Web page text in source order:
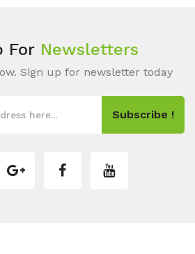
For Newsletters
Sign up for newsletter today
Subscribe !